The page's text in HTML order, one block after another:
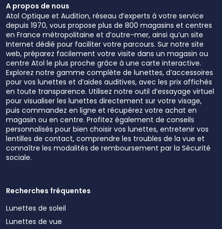
A propos de nous
Atol Optique et Audition, réseau d’experts à votre service
depuis 1970, vous propose plus de 800 magasins et centres
en France métropolitaine et d’outre-mer, ainsi qu’un site
Internet dédié pour faciliter votre parcours. Sur notre site
web, préparez facilement votre visite dans un magasin ou
centre Atol le plus proche grâce à une carte interactive.
Explorez notre gamme complète de lunettes, d’accessoires
pour vos lunettes et d’aides auditives, avec les prix affichés
en toute transparence. Utilisez notre outil d’essayage virtuel
pour visualiser les lunettes directement sur votre visage,
puis commandez en ligne et récupérez votre achat en
magasin ou en centre. Profitez également de conseils
personnalisés pour bien choisir vos lunettes, entretenir vos
lentilles de contact, comprendre les troubles de la vue et
connaître les modalités de remboursement par la Sécurité
sociale.
Recherches fréquentes
Lunettes de soleil
Lunettes de vue